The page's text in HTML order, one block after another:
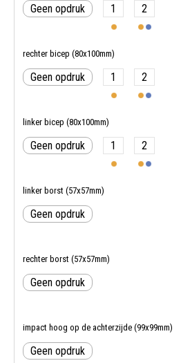
Geen opdruk 1 2
rechter bicep (80x100mm)
Geen opdruk 1 2
linker bicep (80x100mm)
Geen opdruk 1 2
linker borst (57x57mm)
Geen opdruk
rechter borst (57x57mm)
Geen opdruk
impact hoog op de achterzijde (99x99mm)
Geen opdruk